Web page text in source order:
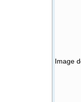
Image